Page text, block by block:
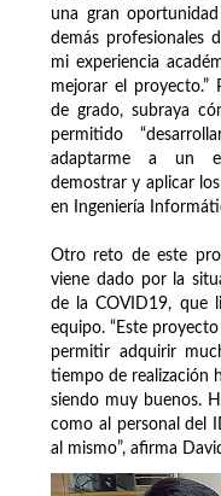
una gran
demás profesionales
mi experiencia
mejorar el proyecto.”
de grado, subraya
permitido
adaptarme a un
demostrar y aplicar
en Ingeniería
Otro reto de este
viene dado por la
de la COVID19, que
equipo. “Este
permitir adquirir
tiempo de realización
siendo muy buenos.
como al personal del
al mismo”, afirma